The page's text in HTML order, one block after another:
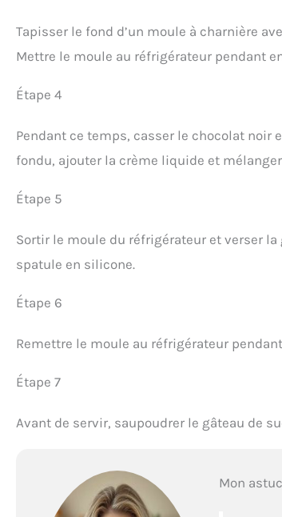
Tapisser le fond d’un moule à charnière
Mettre le moule au réfrigérateur pendant
Étape 4
Pendant ce temps, casser le chocolat noir
fondu, ajouter la crème liquide et
Étape 5
Sortir le moule du réfrigérateur et verser
spatule en silicone.
Étape 6
Remettre le moule au réfrigérateur
Étape 7
Avant de servir, saupoudrer le gâteau de
Mon